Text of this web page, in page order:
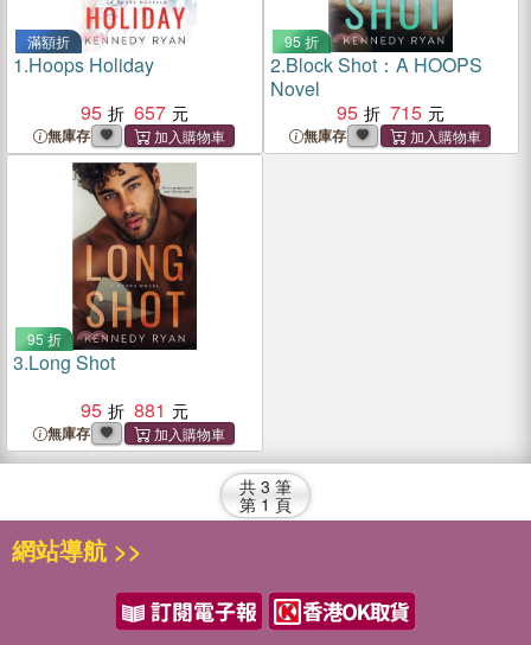
滿額折
1.Hoops Holiday
95
657
無庫存
95 折
2.Block Shot：A HOOPS
Novel
95
715
無庫存
95 折
3.Long Shot
95
881
無庫存
共 3 筆
第 1 頁
網站導航 >>